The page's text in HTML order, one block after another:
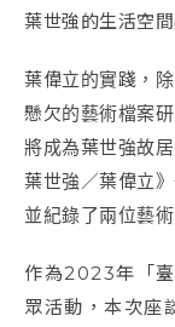
葉世強的生活空
葉偉立的實踐，
懸欠的藝術檔案
將成為葉世強故
葉世強／葉偉立
並紀錄了兩位藝
作為2023年「
眾活動，本次座